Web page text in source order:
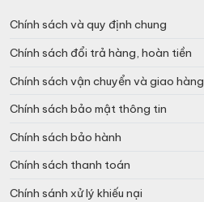
Chính sách và quy định chung
Chính sách đổi trả hàng, hoàn tiền
Chính sách vận chuyển và giao hàng
Chính sách bảo mật thông tin
Chính sách bảo hành
Chính sách thanh toán
Chính sánh xử lý khiếu nại